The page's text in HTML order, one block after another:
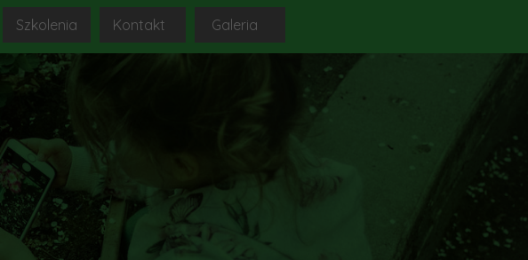
Rada PZD w Elblągu
Rewizyjna PZD w Elblągu
Krajowy Zjazd PZD
problemowe
Prezesów
Szkolenia
Instrukcja do platformy dla nowych działkowców
Platforma szkoleniowa dla nowych działkowców
Materiały szkoleniowe dla nowych działkowców-sq-pl
Kontakt Galeria